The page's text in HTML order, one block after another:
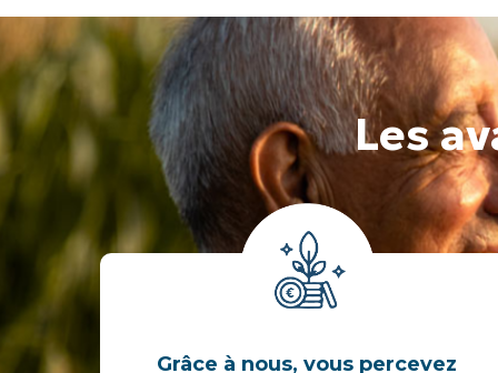
Les
Grâce à nous, vous percevez